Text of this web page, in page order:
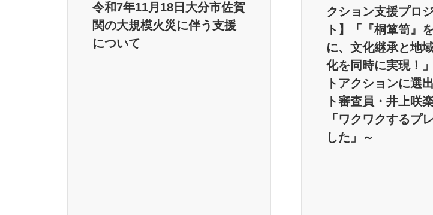
令和7年11月18日大分市佐賀
関の大規模火災に伴う支援
について
クション支援プロ
ト】「『桐箪笥』
に、文化継承と地
化を同時に実現！
トアクションに選
ト審査員・井上咲
「ワクワクするプ
した」～